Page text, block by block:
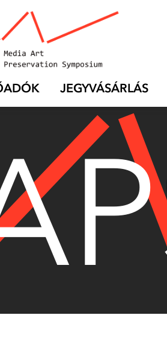
JEGYVÁSÁRLÁS